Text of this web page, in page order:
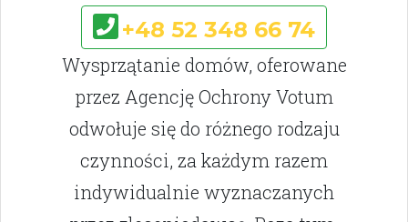
+48 52 348 66 74
Wysprzątanie domów, oferowane
przez Agencję Ochrony Votum
odwołuje się do różnego rodzaju
czynności, za każdym razem
indywidualnie wyznaczanych